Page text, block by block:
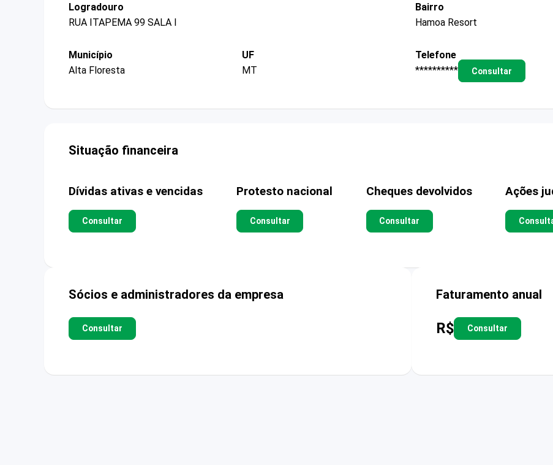
Logradouro
RUA ITAPEMA 99 SALA I
Bairro
Hamoa Resort
Município
Alta Floresta
UF
MT
Telefone
**********
Consultar
Situação financeira
Dívidas ativas e vencidas
Consultar
Protesto nacional
Consultar
Cheques devolvidos
Consultar
Ações
Sócios e administradores da empresa
Consultar
Faturamento anual
R$ Consultar